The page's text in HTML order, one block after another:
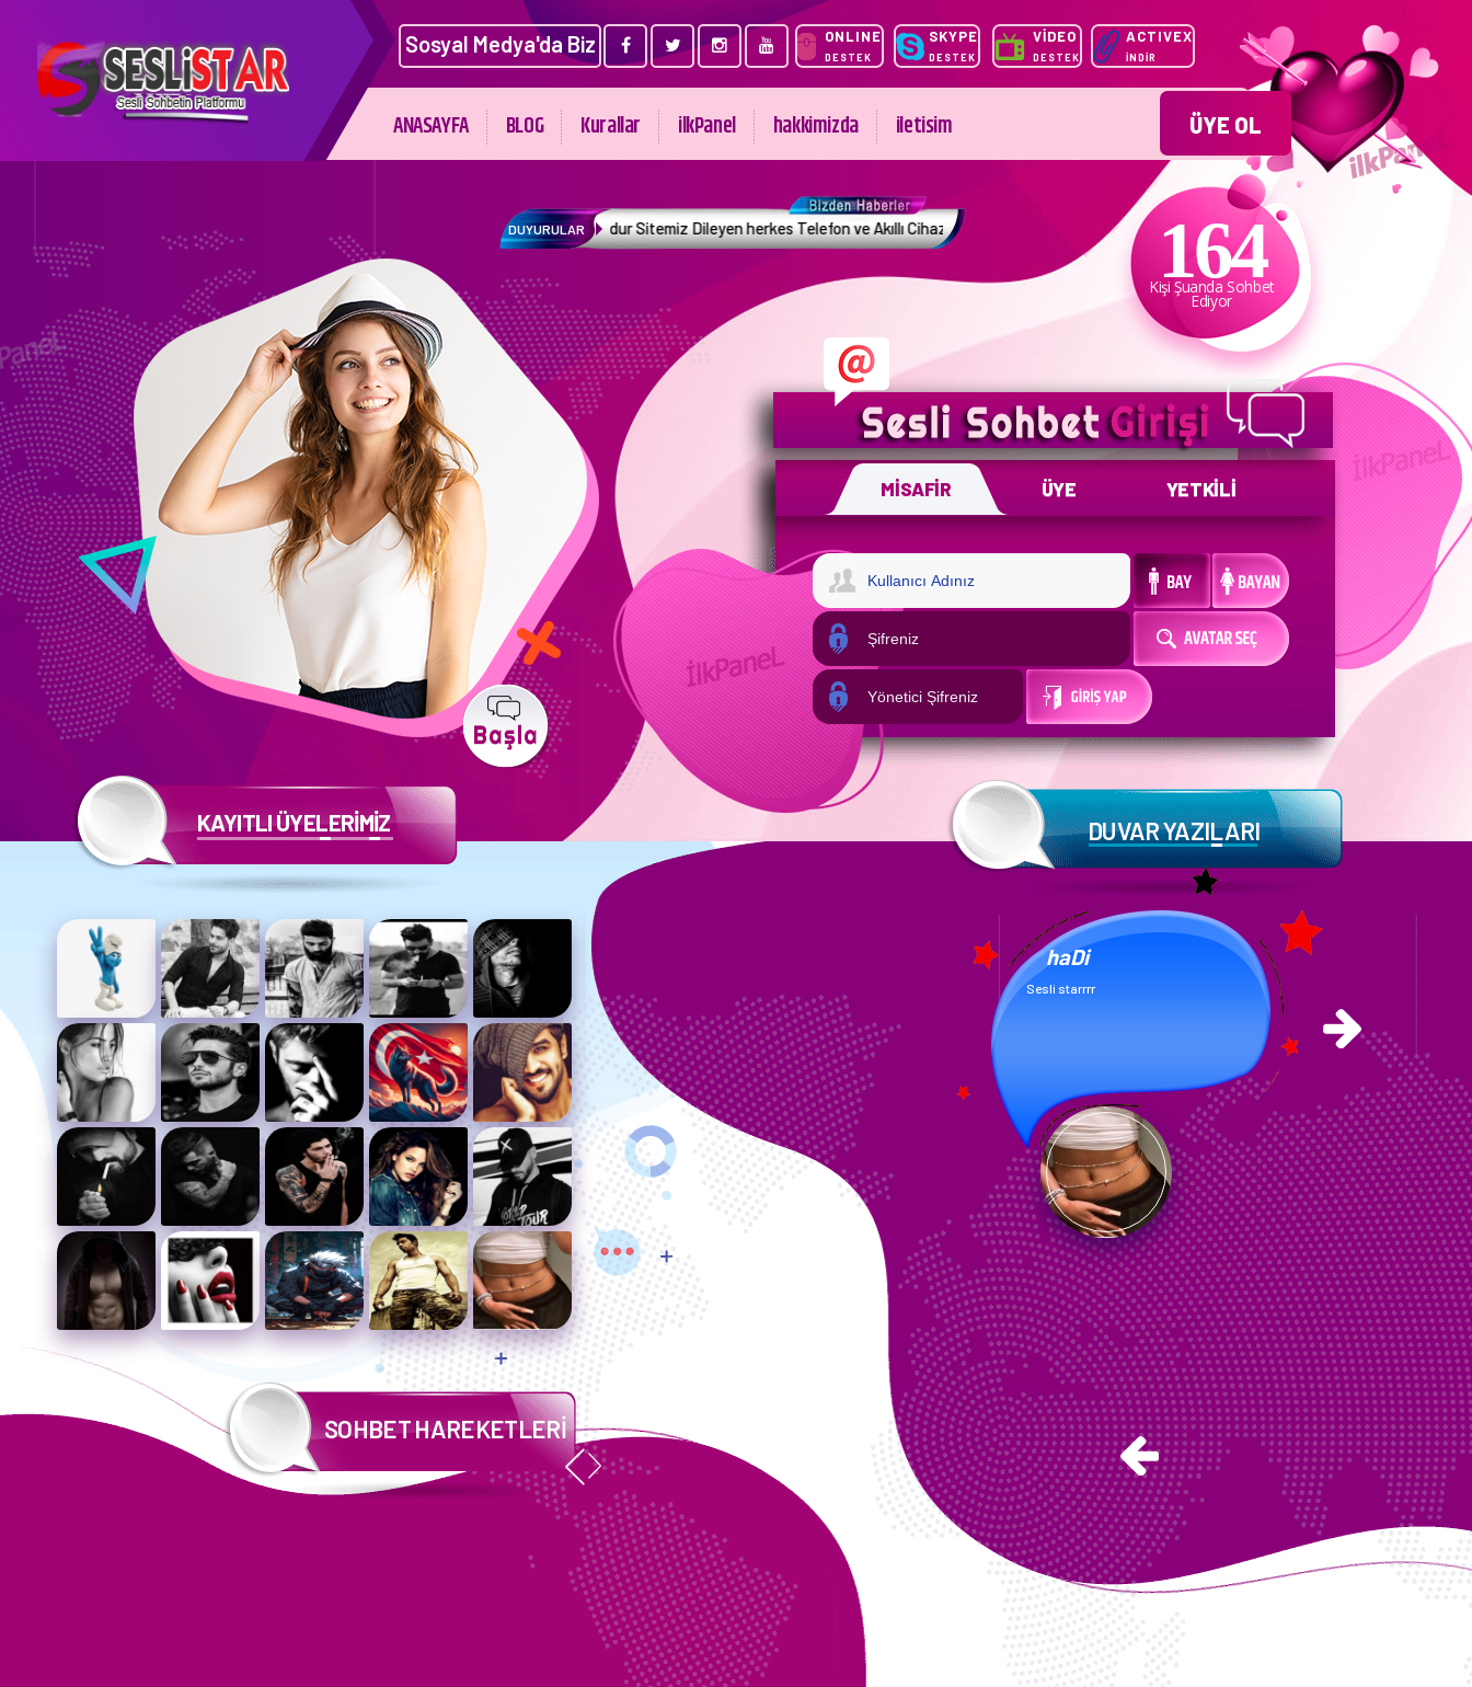
Sosyal Medya'da Biz ONLINE
DESTEK
SKYPE
DESTEK
VİDEO
DESTEK
ACTIVEX
İNDİR
DUYURULAR
Mobil uyumludur Sitemiz Dileyen herkes Telefon ve Akıllı Cihazlardan sitemize giriş etmek Münkündür.
ANASAYFA BLOG Kurallar ilkPanel hakkimizda iletisim
164
Kişi Şuanda Sohbet
Ediyor
ÜYE OL
MİSAFİR ÜYE YETKİLİ
KAYITLI ÜYELERİMİZ
SOHBET HAREKETLERİ
DUVAR YAZILARI
OpTiMuS
"Giyinmiş bir hayal gibiyim… Sana
MAGNUM
uMuDuMuZuN Bittigi Yerde. İnaDımız
BaşLar..